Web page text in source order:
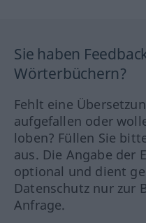
Sie haben
Wörterbüchern?
Fehlt eine
aufgefallen oder
loben? Füllen Sie
aus. Die Angabe der
optional und dient
Datenschutz nur zur
Anfrage.